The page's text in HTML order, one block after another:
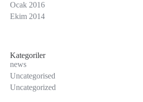
Ocak 2016
Ekim 2014
Kategoriler
news
Uncategorised
Uncategorized